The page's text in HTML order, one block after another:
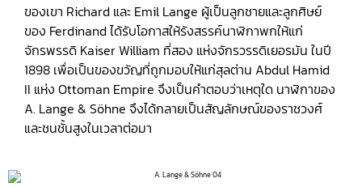
ของเขา Richard และ Emil Lange ผู้เป็นลูกชายและลูกศิษย์
ของ Ferdinand ได้รับโอกาสให้รังสรรค์นาฬิกาพกให้แก่
จักรพรรดิ Kaiser William ที่สอง แห่งจักรวรรดิเยอรมัน ในปี
1898 เพื่อเป็นของขวัญที่ถูกมอบให้แก่สุลต่าน Abdul Hamid
II แห่ง Ottoman Empire จึงเป็นคำตอบว่าเหตุใด นาฬิกาของ
A. Lange & Söhne จึงได้กลายเป็นสัญลักษณ์ของราชวงศ์
และชนชั้นสูงในเวลาต่อมา